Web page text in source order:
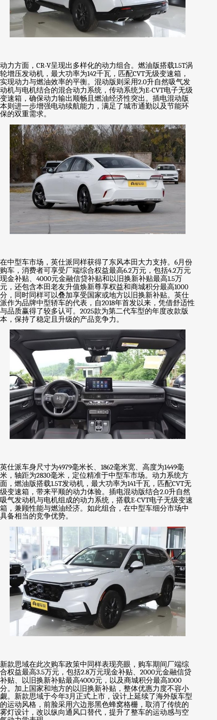
动力方面， CR-V呈现出多样化的动力组合。燃油版搭载1.5T涡
轮增压发动机，最大功率为142千瓦，匹配CVT无级变速箱，
实现动力与燃油效率的平衡。混动版则采用2.0升自然吸气发
动机与电机结合的混合动力系统，传动系统为E-CVT电子无级
变速箱，确保动力输出顺畅且燃油经济性突出。插电混动版
本则进一步增强电动续航能力，满足了城市通勤以及节能环
保的双重需求。
在中型车市场，英仕派同样获得了东风本田大力支持。 6月份
购车，消费者可享受厂端综合权益最高6.2万元，包括4.2万元
现金补贴、 4000元金融信贷补贴和以旧换新补贴最高1.5万
元，还包含本田老友升值焕新尊享权益和商城积分最高1000
分，同时同样可以叠加享受国家或地方以旧换新补贴。英仕
派作为品牌中型轿车的代表，自2018年首发以来，凭借舒适性
与品质赢得了较多认可。 2025款为第二代车型的年度改款版
本，保持了稳定且升级的产品竞争力。
英仕派车身尺寸为4979毫米长、 1862毫米宽、高度为1449毫
米，轴距为2830毫米，定位精准于中型车市场。动力系统方
面，燃油版搭载1.5T发动机，最大功率为141千瓦，匹配CVT无
级变速箱，带来平顺的动力体验。插电混动版结合2.0升自然
吸气发动机与电机组成的动力系统，搭载E-CVT电子无级变速
箱，兼顾性能与燃油经济。如此组合，在中型车细分市场中
具备相当的竞争优势。
新款思域在此次购车政策中同样表现亮眼，购车期间厂端综
合权益最高3.5万元，包括2.8万元现金补贴、 2000元金融信贷
补贴、以旧换新补贴最高4000元，以及商城积分最高1000
分。加上国家和地方的以旧换新补贴，整体优惠力度不容小
觑。新款思域于今年3月正式上市，设计上延续了海外版车型
的运动风格，前脸采用六边形黑色蜂窝格栅，取消了传统的
雾灯设计，改以纵向通风口替代，提升了整车的运动感与空